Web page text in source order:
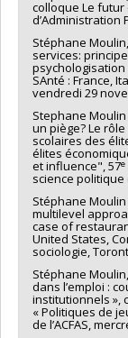
colloque Le futur
d’Administration
Stéphane
services:
psychologisation
SAnté : France,
vendredi 29
Stephane
un piège? Le
scolaires des
élites
et influence", 57e
science politique
Stéphane
multilevel
case of
United States,
sociologie,
Stéphane
dans l’emploi :
institutionnels »,
« Politiques de
de l’ACFAS,